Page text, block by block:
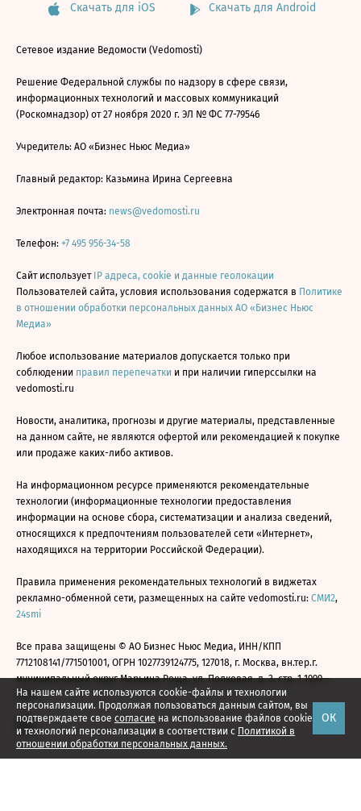
На нашем сайте используются cookie-файлы и технологии
персонализации. Продолжая пользоваться данным сайтом, вы
подтверждаете свое согласие на использование файлов cookie
и технологий персонализации в соответствии с Политикой в
отношении обработки персональных данных.
ОК
Скачать для iOS Скачать для Android
Сетевое издание Ведомости (Vedomosti)
Решение Федеральной службы по надзору в сфере связи,
информационных технологий и массовых коммуникаций
(Роскомнадзор) от 27 ноября 2020 г. ЭЛ № ФС 77-79546
Учредитель: АО «Бизнес Ньюс Медиа»
Главный редактор: Казьмина Ирина Сергеевна
Электронная почта: news@vedomosti.ru
Телефон: +7 495 956-34-58
Сайт использует IP адреса, cookie и данные геолокации
Пользователей сайта, условия использования содержатся в Политике
в отношении обработки персональных данных АО «Бизнес Ньюс
Медиа»
Любое использование материалов допускается только при
соблюдении правил перепечатки и при наличии гиперссылки на
vedomosti.ru
Новости, аналитика, прогнозы и другие материалы, представленные
на данном сайте, не являются офертой или рекомендацией к покупке
или продаже каких-либо активов.
На информационном ресурсе применяются рекомендательные
технологии (информационные технологии предоставления
информации на основе сбора, систематизации и анализа сведений,
относящихся к предпочтениям пользователей сети «Интернет»,
находящихся на территории Российской Федерации).
Правила применения рекомендательных технологий в виджетах
рекламно-обменной сети, размещенных на сайте vedomosti.ru: СМИ2,
24smi
Все права защищены © АО Бизнес Ньюс Медиа, ИНН/КПП
7712108141/771501001, ОГРН 1027739124775, 127018, г. Москва, вн.тер.г.
муниципальный округ Марьина Роща, ул. Полковая, д. 3, стр. 1 1999—
2026